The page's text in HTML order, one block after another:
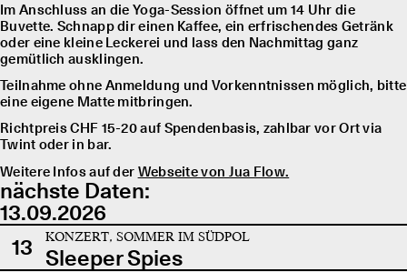
Im Anschluss an die Yoga-Session öffnet um 14 Uhr die
Buvette. Schnapp dir einen Kaffee, ein erfrischendes Getränk
oder eine kleine Leckerei und lass den Nachmittag ganz
gemütlich ausklingen.
Teilnahme ohne Anmeldung und Vorkenntnissen möglich, bitte
eine eigene Matte mitbringen.
Richtpreis CHF 15-20 auf Spendenbasis, zahlbar vor Ort via
Twint oder in bar.
Weitere Infos auf der Webseite von Jua Flow.
nächste Daten:
13.09.2026
13
KONZERT, SOMMER IM SÜDPOL
Sleeper Spies